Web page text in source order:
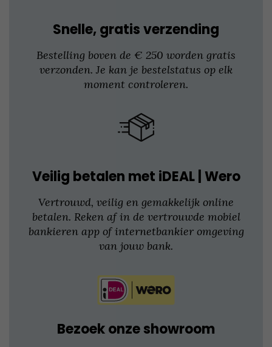
productpagina
Snelle, gratis verzending
Bestelling boven de € 250 worden gratis
verzonden. Je kan je bestelstatus op elk
moment controleren.
Veilig betalen met iDEAL | Wero
Vertrouwd, veilig en gemakkelijk online
betalen. Reken af in de vertrouwde mobiel
bankieren app of internetbankier omgeving
van jouw bank.
Bezoek onze showroom